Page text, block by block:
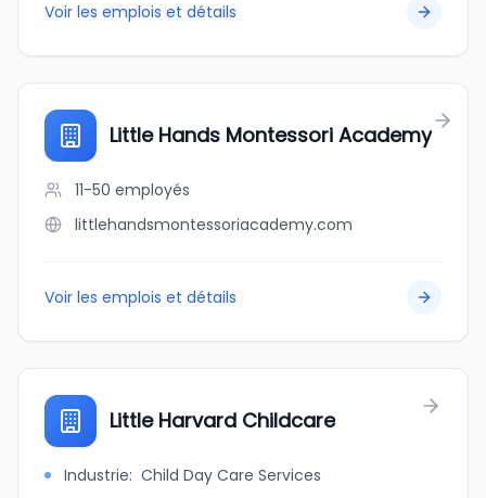
Voir les emplois et détails
Little Hands Montessori Academy
11-50 employés
littlehandsmontessoriacademy.com
Voir les emplois et détails
Little Harvard Childcare
Industrie: Child Day Care Services